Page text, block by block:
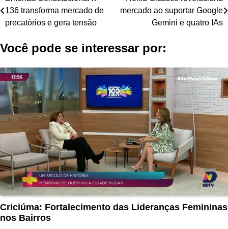
de
136 transforma mercado de
precatórios e gera tensão
mercado ao suportar Google
Gemini e quatro IAs
Você pode se interessar por:
Criciúma: Fortalecimento das Lideranças Femininas
nos Bairros